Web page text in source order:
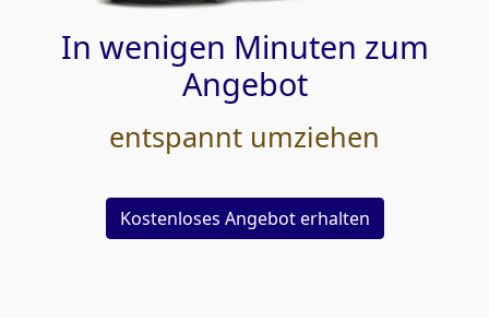
In wenigen Minuten zum
Angebot
entspannt umziehen
Kostenloses Angebot erhalten